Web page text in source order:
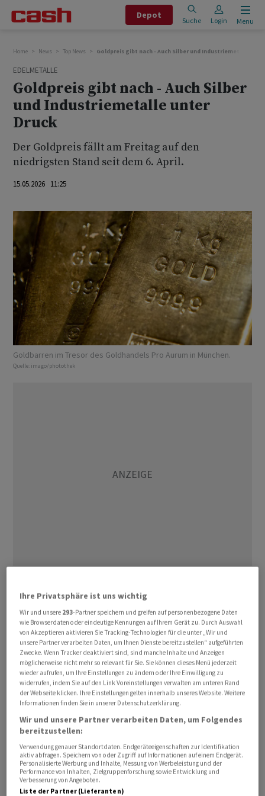
Depot
Suche Login Menu
Home News Top News Goldpreis gibt nach - Auch Silber und Industriemetalle
EDELMETALLE
Goldpreis gibt nach - Auch Silber
und Industriemetalle unter
Druck
Der Goldpreis fällt am Freitag auf den
niedrigsten Stand seit dem 6. April.
15.05.2026 11:25
Goldbarren im Tresor des Goldhandels Pro Aurum in München.
Quelle: imago/photothek
am Vormittag um 2,1 Prozent auf 4'555 US-
Händler verweisen auf die fehlenden Fortschritte mit
Blick auf den Iran-Krieg. Die Anleger hätten von dem
Treffen zwischen dem chinesischen Staatschef Xi
Jinping und dem US-Präsidenten Donald Trump in
Peking mehr erwartet. Trump befindet sich inzwischen
wieder auf der Rückreise. DieÖlpreiselegte daher am
Freitag zu. Dies schürt Inflationsgefahren, die sich dann
auch auf die Geldpolitik der Notenbanken auswirken
dürfte.
DerGoldpreisgerät unter Druck, da höhere Leitzinsen
die Nachfrage nach Gold dämpfen. Seit Kriegsbeginn
Ihre Privatsphäre ist uns wichtig
Wir und unsere 293-Partner speichern und greifen auf personenbezogene Daten
wie Browserdaten oder eindeutige Kennungen auf Ihrem Gerät zu. Durch Auswahl
von Akzeptieren aktivieren Sie Tracking-Technologien für die unter „Wir und
unsere Partner verarbeiten Daten, um Ihnen Dienste bereitzustellen“ aufgeführten
Zwecke. Wenn Tracker deaktiviert sind, sind manche Inhalte und Anzeigen
möglicherweise nicht mehr so relevant für Sie. Sie können dieses Menü jederzeit
wieder aufrufen, um Ihre Einstellungen zu ändern oder Ihre Einwilligung zu
widerrufen, indem Sie auf den Link Voreinstellungen verwalten am unteren Rand
der Webseite klicken. Ihre Einstellungen gelten innerhalb unseres Website. Weitere
Informationen finden Sie in unserer Datenschutzerklärung.
Wir und unsere Partner verarbeiten Daten, um Folgendes
bereitzustellen:
Verwendung genauer Standortdaten. Endgeräteeigenschaften zur Identifikation
aktiv abfragen. Speichern von oder Zugriff auf Informationen auf einem Endgerät.
Personalisierte Werbung und Inhalte, Messung von Werbeleistung und der
Performance von Inhalten, Zielgruppenforschung sowie Entwicklung und
Verbesserung von Angeboten.
Liste der Partner (Lieferanten)